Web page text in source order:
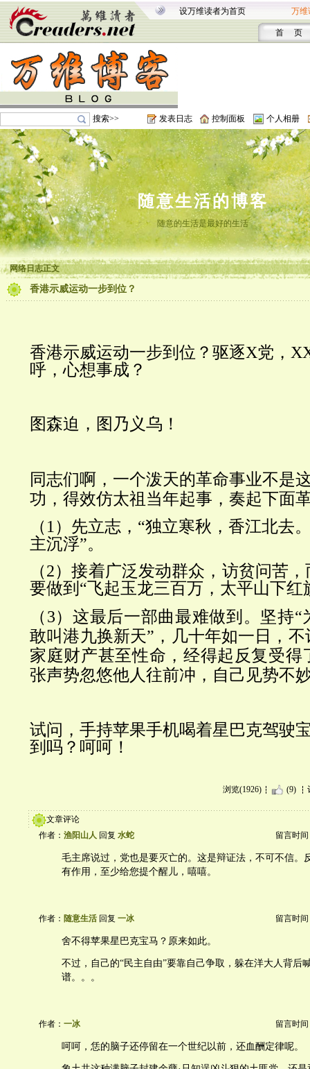
设万维读者为首页 万维
首 页
搜索>> 发表日志 控制面板 个人相册
随意生活的博客
随意的生活是最好的生活
网络日志正文
香港示威运动一步到位？
香港示威运动一步到位？驱逐X党，
呼，心想事成？
图森迫，图乃义乌！
同志们啊，一个泼天的革命事业不是
功，得效仿太祖当年起事，奏起下面
（1）先立志，“独立寒秋，香江北去
主沉浮”。
（2）接着广泛发动群众，访贫问苦
要做到“飞起玉龙三百万，太平山下红
（3）这最后一部曲最难做到。坚持
敢叫港九换新天”，几十年如一日，
家庭财产甚至性命，经得起反复受得
张声势忽悠他人往前冲，自己见势不
试问，手持苹果手机喝着星巴克驾驶
到吗？呵呵！
浏览(1926) (9)
文章评论
作者： 渔阳山人 回复 水蛇 留言时间
毛主席说过，党也是要灭亡的。这是辩证法，不可不信。
有作用，至少给您提个醒儿，嘻嘻。
作者： 随意生活 回复 一冰 留言时间
舍不得苹果星巴克宝马？原来如此。
不过，自己的“民主自由”要靠自己争取，躲在洋大人背后
谱。。。
作者： 一冰 留言时间
呵呵，恁的脑子还停留在一个世纪以前，还血酬定律呢。